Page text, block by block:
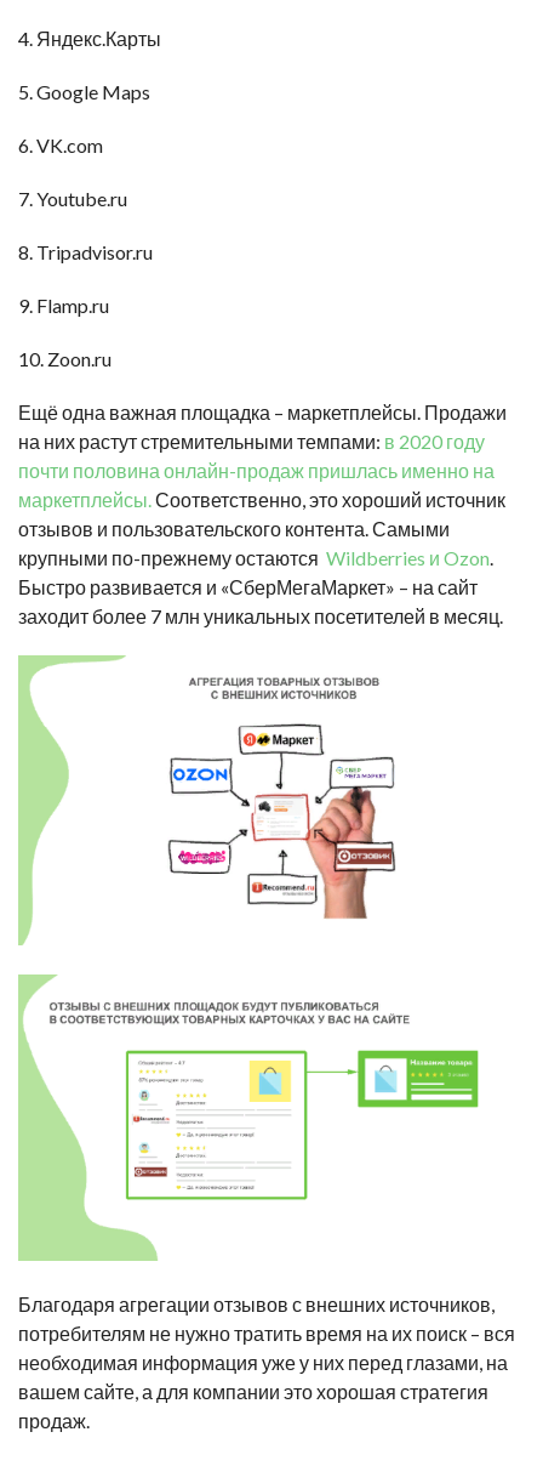
4. Яндекс.Карты
5. Google Maps
6. VK.com
7. Youtube.ru
8. Tripadvisor.ru
9. Flamp.ru
10. Zoon.ru
Ещё одна важная площадка – маркетплейсы. Продажи
на них растут стремительными темпами: в 2020 году
почти половина онлайн-продаж пришлась именно на
маркетплейсы.Соответственно, это хороший источник
отзывов и пользовательского контента. Самыми
крупными по-прежнему остаются Wildberries и Ozon.
Быстро развивается и «СберМегаМаркет» – на сайт
заходит более 7 млн уникальных посетителей в месяц.
Благодаря агрегации отзывов с внешних источников,
потребителям не нужно тратить время на их поиск – вся
необходимая информация уже у них перед глазами, на
вашем сайте, а для компании это хорошая стратегия
продаж.